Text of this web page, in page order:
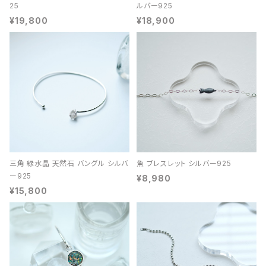
25
¥19,800
ルバー925
¥18,900
三角 緑水晶 天然石 バングル シルバ
ー925
¥15,800
魚 ブレスレット シルバー925
¥8,980